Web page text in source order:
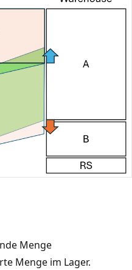
Menge
Menge im Lager.